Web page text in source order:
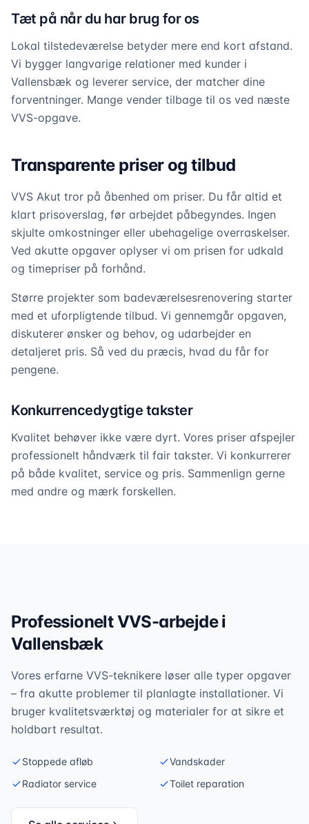
Tæt på når du har brug for os
Lokal tilstedeværelse betyder mere end kort afstand.
Vi bygger langvarige relationer med kunder i
Vallensbæk og leverer service, der matcher dine
forventninger. Mange vender tilbage til os ved næste
VVS-opgave.
Transparente priser og tilbud
VVS Akut tror på åbenhed om priser. Du får altid et
klart prisoverslag, før arbejdet påbegyndes. Ingen
skjulte omkostninger eller ubehagelige overraskelser.
Ved akutte opgaver oplyser vi om prisen for udkald
og timepriser på forhånd.
Større projekter som badeværelsesrenovering starter
med et uforpligtende tilbud. Vi gennemgår opgaven,
diskuterer ønsker og behov, og udarbejder en
detaljeret pris. Så ved du præcis, hvad du får for
pengene.
Konkurrencedygtige takster
Kvalitet behøver ikke være dyrt. Vores priser afspejler
professionelt håndværk til fair takster. Vi konkurrerer
på både kvalitet, service og pris. Sammenlign gerne
med andre og mærk forskellen.
Professionelt VVS-arbejde i
Vallensbæk
Vores erfarne VVS-teknikere løser alle typer opgaver
– fra akutte problemer til planlagte installationer. Vi
bruger kvalitetsværktøj og materialer for at sikre et
holdbart resultat.
Stoppede afløb
Vandskader
Radiator service
Toilet reparation